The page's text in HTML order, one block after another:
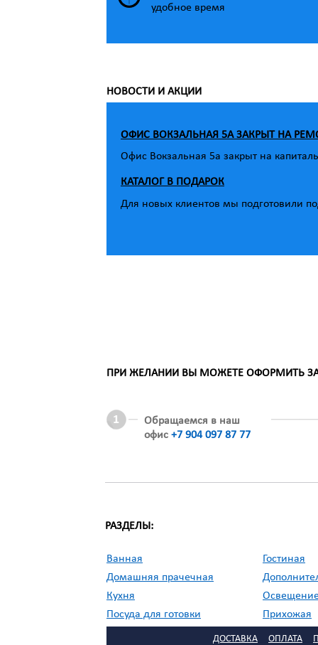
удобное время
НОВОСТИ И АКЦИИ
ОФИС ВОКЗАЛЬНАЯ 5А ЗАКРЫТ НА
Офис Вокзальная 5а закрыт на
КАТАЛОГ В ПОДАРОК
Для новых клиентов мы подготовили
ПРИ ЖЕЛАНИИ ВЫ МОЖЕТЕ ОФОРМИТЬ
Обращаемся в наш
офис +7 904 097 87 77
РАЗДЕЛЫ:
Ванная
Гостиная
Домашняя прачечная
Кухня
Посуда для готовки
Прихожая
//
ДОСТАВКА ОПЛАТА